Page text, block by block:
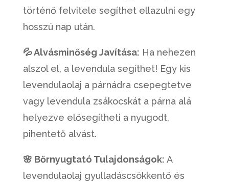
történő felvitele segíthet ellazulni egy
hosszú nap után.
💦 Alvásminőség Javítása: Ha nehezen
alszol el, a levendula segíthet! Egy kis
levendulaolaj a párnádra csepegtetve
vagy levendula zsákocskát a párna alá
helyezve elősegítheti a nyugodt,
pihentető alvást.
🌸 Bőrnyugtató Tulajdonságok: A
levendulaolaj gyulladáscsökkentő és